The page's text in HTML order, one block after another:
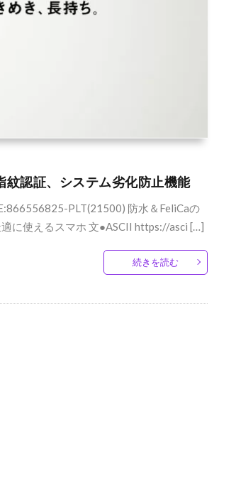
紋認証、システム劣化防止機能
PLT(21500) 防水＆FeliCaの
に使えるスマホ 文●ASCII https://asci […]
続きを読む